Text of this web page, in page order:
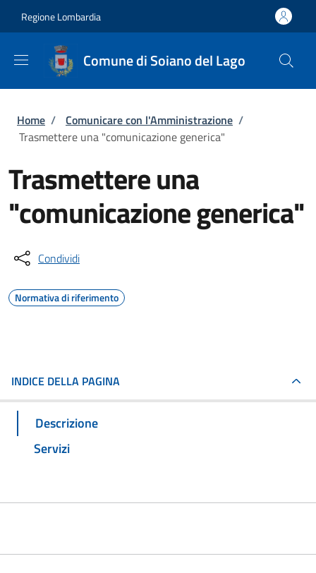
Regione Lombardia
Comune di Soiano del Lago
Briciole di pane
Home / Comunicare con l'Amministrazione /
Trasmettere una "comunicazione generica"
Trasmettere una
"comunicazione generica"
Condividi
Normativa di riferimento
INDICE DELLA PAGINA
Descrizione
Servizi